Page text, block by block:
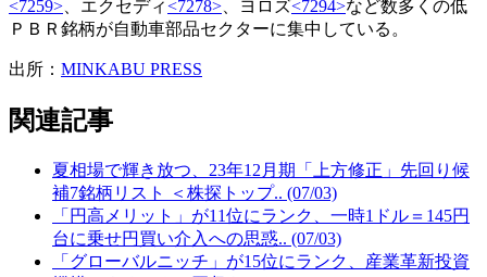
<7259> 、エクセディ<7278> 、ヨロズ<7294>など数多くの低
ＰＢＲ銘柄が自動車部品セクターに集中している。
出所： MINKABU PRESS
関連記事
夏相場で輝き放つ、23年12月期「上方修正」先回り候
補7銘柄リスト ＜株探トップ.. (07/03)
「円高メリット」が11位にランク、一時1ドル＝145円
台に乗せ円買い介入への思惑.. (07/03)
「グローバルニッチ」が15位にランク、産業革新投資